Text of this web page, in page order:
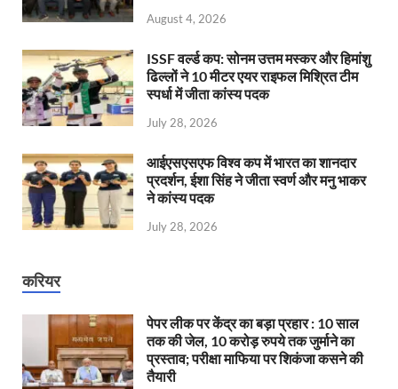
August 4, 2026
ISSF वर्ल्ड कप: सोनम उत्तम मस्कर और हिमांशु
ढिल्लों ने 10 मीटर एयर राइफल मिश्रित टीम
स्पर्धा में जीता कांस्य पदक
July 28, 2026
आईएसएसएफ विश्व कप में भारत का शानदार
प्रदर्शन, ईशा सिंह ने जीता स्वर्ण और मनु भाकर
ने कांस्य पदक
July 28, 2026
करियर
पेपर लीक पर केंद्र का बड़ा प्रहार : 10 साल
तक की जेल, 10 करोड़ रुपये तक जुर्माने का
प्रस्ताव; परीक्षा माफिया पर शिकंजा कसने की
तैयारी